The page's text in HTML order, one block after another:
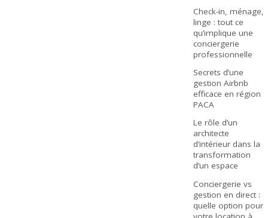
Check-in, ménage,
linge : tout ce
qu’implique une
conciergerie
professionnelle
Secrets d’une
gestion Airbnb
efficace en région
PACA
Le rôle d’un
architecte
d’intérieur dans la
transformation
d’un espace
Conciergerie vs
gestion en direct :
quelle option pour